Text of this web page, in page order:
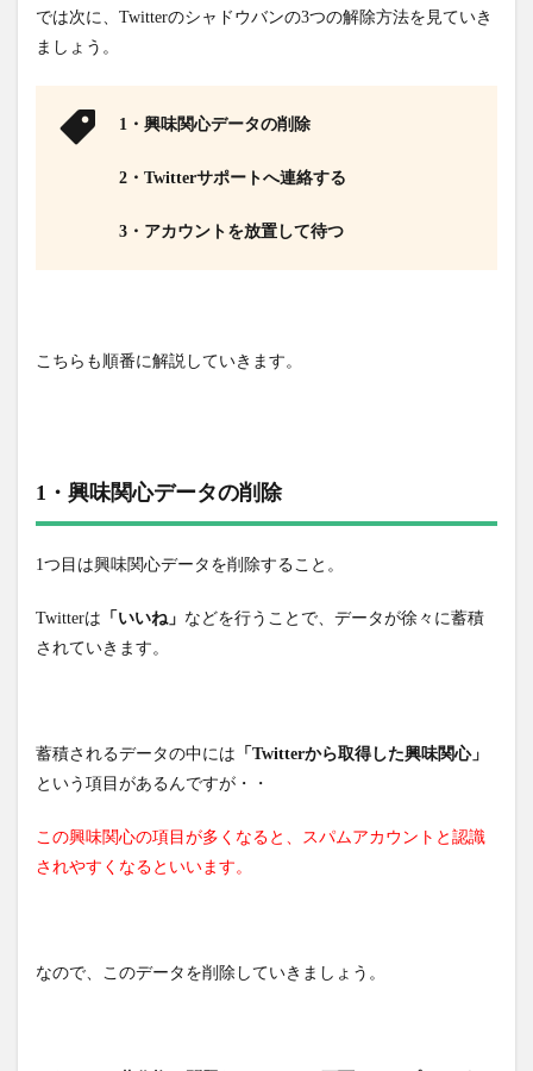
では次に、Twitterのシャドウバンの3つの解除方法を見ていき
ましょう。
1・興味関心データの削除
2・Twitterサポートへ連絡する
3・アカウントを放置して待つ
こちらも順番に解説していきます。
1・興味関心データの削除
1つ目は興味関心データを削除すること。
Twitterは 「いいね」 などを行うことで、データが徐々に蓄積
されていきます。
蓄積されるデータの中には 「Twitterから取得した興味関心」
という項目があるんですが・・
この興味関心の項目が多くなると、スパムアカウントと認識
されやすくなるといいます。
なので、このデータを削除していきましょう。